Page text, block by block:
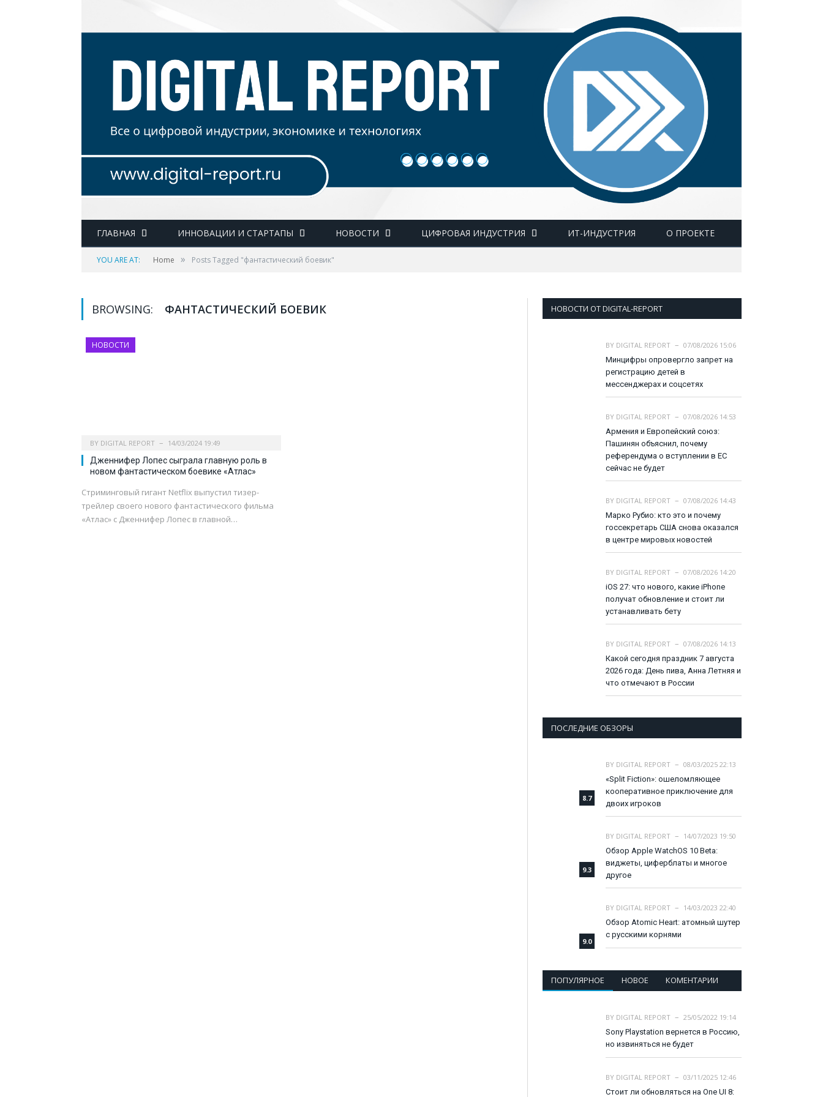
ГЛАВНАЯ ИННОВАЦИИ И СТАРТАПЫ НОВОСТИ ЦИФРОВАЯ ИНДУСТРИЯ ИТ-ИНДУСТРИЯ О ПРОЕКТЕ
YOU ARE AT: Home » Posts Tagged "фантастический боевик"
BROWSING: ФАНТАСТИЧЕСКИЙ БОЕВИК
НОВОСТИ
BY DIGITAL REPORT 14/03/2024 19:49
Дженнифер Лопес сыграла главную роль в
новом фантастическом боевике «Атлас»
Стриминговый гигант Netflix выпустил тизер-
трейлер своего нового фантастического фильма
«Атлас» с Дженнифер Лопес в главной…
НОВОСТИ ОТ DIGITAL-REPORT
BY DIGITAL REPORT
07/08/2026 15:06
Минцифры опровергло запрет на
регистрацию детей в
мессенджерах и соцсетях
BY DIGITAL REPORT
07/08/2026 14:53
Армения и Европейский союз:
Пашинян объяснил, почему
референдума о вступлении в ЕС
сейчас не будет
BY DIGITAL REPORT
07/08/2026 14:43
Марко Рубио: кто это и почему
госсекретарь США снова оказался
в центре мировых новостей
BY DIGITAL REPORT
07/08/2026 14:20
iOS 27: что нового, какие iPhone
получат обновление и стоит ли
устанавливать бету
BY DIGITAL REPORT
07/08/2026 14:13
Какой сегодня праздник 7 августа
2026 года: День пива, Анна Летняя и
что отмечают в России
ПОСЛЕДНИЕ ОБЗОРЫ
8.7
BY DIGITAL REPORT
08/03/2025 22:13
«Split Fiction»: ошеломляющее
кооперативное приключение для
двоих игроков
9.3
BY DIGITAL REPORT
14/07/2023 19:50
Обзор Apple WatchOS 10 Beta:
виджеты, циферблаты и многое
другое
9.0
BY DIGITAL REPORT
14/03/2023 22:40
Обзор Atomic Heart: атомный шутер
с русскими корнями
ПОПУЛЯРНОЕ НОВОЕ КОМЕНТАРИИ
BY DIGITAL REPORT
25/05/2022 19:14
Sony Playstation вернется в Россию,
но извиняться не будет
BY DIGITAL REPORT
03/11/2025 12:46
Стоит ли обновляться на One UI 8: